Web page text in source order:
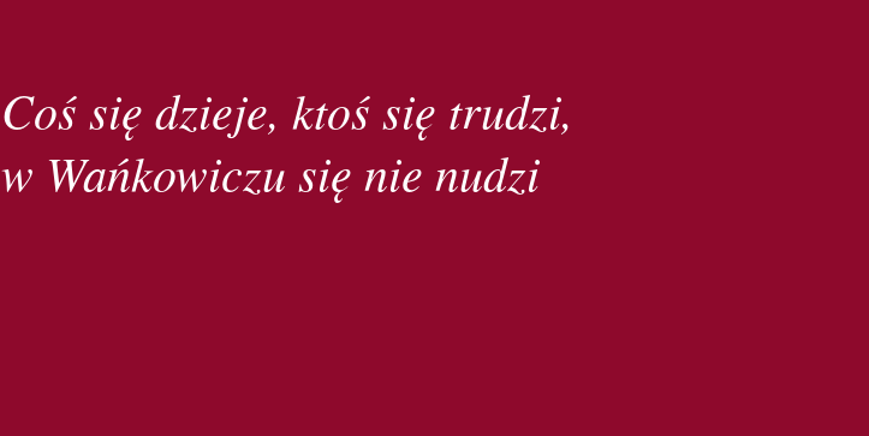
Coś się dzieje, ktoś się trudzi,
w Wańkowiczu się nie nudzi